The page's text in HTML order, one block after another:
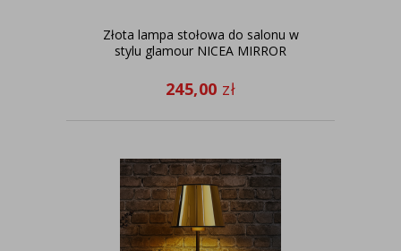
Złota lampa stołowa do salonu w
stylu glamour NICEA MIRROR
245,00 zł